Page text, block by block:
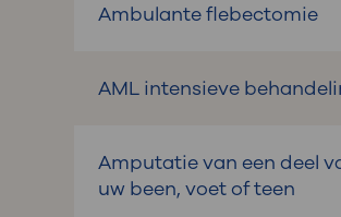
Ambulante flebectomie
AML intensieve
Amputatie van een deel
uw been, voet of teen